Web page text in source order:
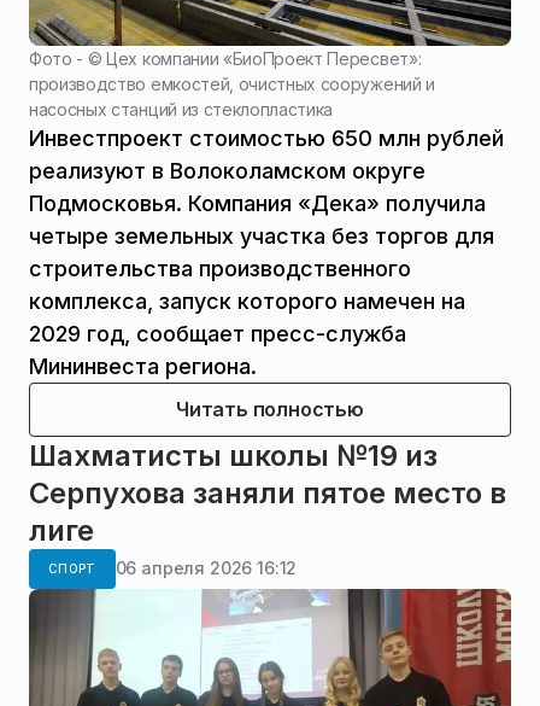
Фото - ©Цех компании «БиоПроект Пересвет»:
производство емкостей, очистных сооружений и
насосных станций из стеклопластика
Инвестпроект стоимостью 650 млн рублей
реализуют в Волоколамском округе
Подмосковья. Компания «Дека» получила
четыре земельных участка без торгов для
строительства производственного
комплекса, запуск которого намечен на
2029 год, сообщает пресс-служба
Мининвеста региона.
Читать полностью
Шахматисты школы №19 из
Серпухова заняли пятое место в
лиге
СПОРТ 06 апреля 2026 16:12